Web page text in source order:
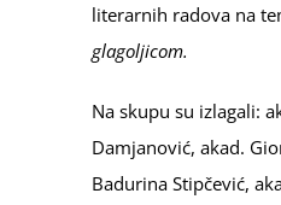
literarnih radova na
glagoljicom.
Na skupu su izlagali:
Damjanović, akad.
Badurina Stipčević,